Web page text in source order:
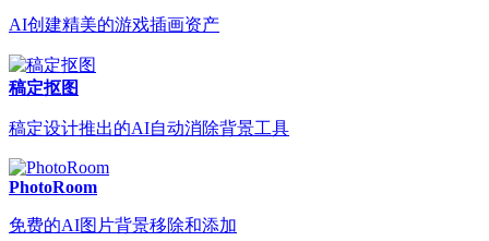
AI创建精美的游戏插画资产
稿定抠图
稿定设计推出的AI自动消除背景工具
PhotoRoom
免费的AI图片背景移除和添加